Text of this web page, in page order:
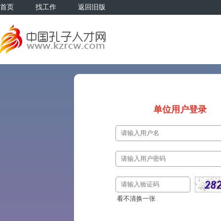
首页 找工作 返回旧版
单位用户登录
看不清换一张